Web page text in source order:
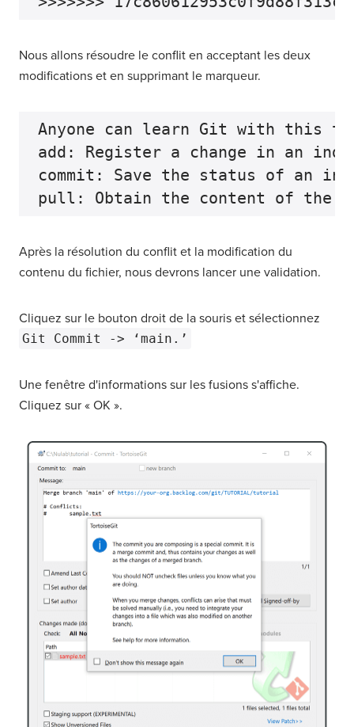
Nous allons résoudre le conflit en acceptant les deux
modifications et en supprimant le marqueur.
Anyone can learn Git with this
add: Register a change in an
commit: Save the status of an
Après la résolution du conflit et la modification du
contenu du fichier, nous devrons lancer une validation.
Cliquez sur le bouton droit de la souris et sélectionnez
Git Commit -> ‘main.’
Une fenêtre d'informations sur les fusions s'affiche.
Cliquez sur « OK ».